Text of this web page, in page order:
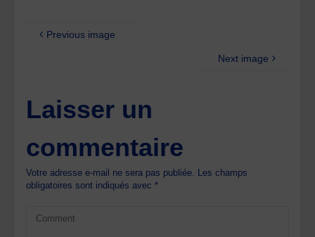
Previous image
Next image
Laisser un
commentaire
Votre adresse e-mail ne sera pas publiée. Les champs
obligatoires sont indiqués avec*